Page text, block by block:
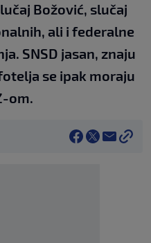
Božović, slučaj
ali i federalne
SNSD jasan, znaju
se ipak moraju
om.